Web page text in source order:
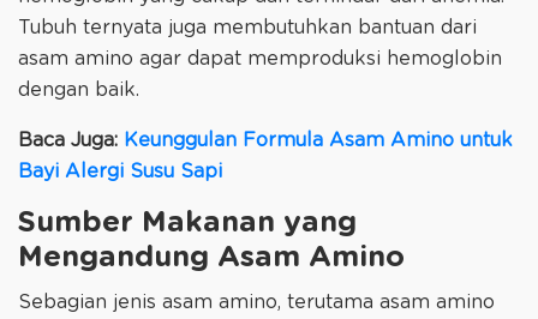
Tubuh ternyata juga membutuhkan bantuan dari
asam amino agar dapat memproduksi hemoglobin
dengan baik.
Baca Juga: Keunggulan Formula Asam Amino untuk
Bayi Alergi Susu Sapi
Sumber Makanan yang
Mengandung Asam Amino
Sebagian jenis asam amino, terutama asam amino